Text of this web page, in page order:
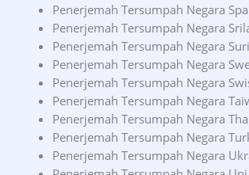
Penerjemah Tersumpah Negara
Penerjemah Tersumpah Negara
Penerjemah Tersumpah Negara
Penerjemah Tersumpah Negara
Penerjemah Tersumpah Negara
Penerjemah Tersumpah Negara
Penerjemah Tersumpah Negara
Penerjemah Tersumpah Negara
Penerjemah Tersumpah Negara